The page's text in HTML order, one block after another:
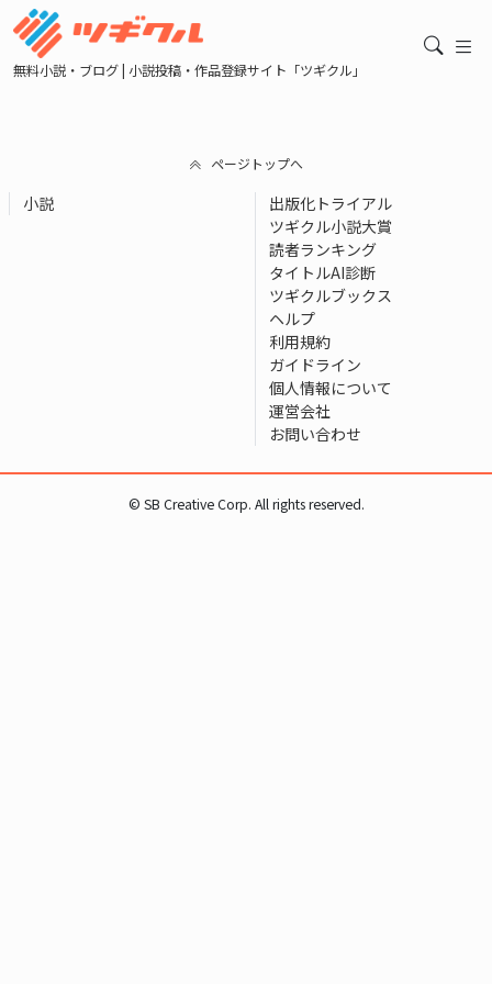
無料小説・ブログ | 小説投稿・作品登録サイト「ツギクル」
ページトップへ
小説
出版化トライアル
ツギクル小説大賞
読者ランキング
タイトルAI診断
ツギクルブックス
ヘルプ
利用規約
ガイドライン
個人情報について
運営会社
お問い合わせ
© SB Creative Corp. All rights reserved.